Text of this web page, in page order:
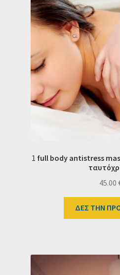
1 full body antistress
45.00
ΔΕΣ ΤΗΝ